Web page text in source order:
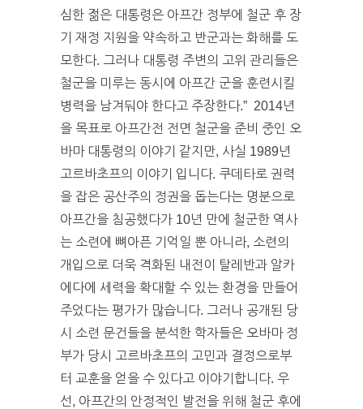
심한 젊은 대통령은 아프간 정부에 철군 후 장
기 재정 지원을 약속하고 반군과는 화해를 도
모한다. 그러나 대통령 주변의 고위 관리들은
철군을 미루는 동시에 아프간 군을 훈련시킬
병력을 남겨둬야 한다고 주장한다.” 2014년
을 목표로 아프간전 전면 철군을 준비 중인 오
바마 대통령의 이야기 같지만, 사실 1989년
고르바초프의 이야기 입니다. 쿠데타로 권력
을 잡은 공산주의 정권을 돕는다는 명분으로
아프간을 침공했다가 10년 만에 철군한 역사
는 소련에 뼈아픈 기억일 뿐 아니라, 소련의
개입으로 더욱 격화된 내전이 탈레반과 알카
에다에 세력을 확대할 수 있는 환경을 만들어
주었다는 평가가 많습니다. 그러나 공개된 당
시 소련 문건들을 분석한 학자들은 오바마 정
부가 당시 고르바초프의 고민과 결정으로부
터 교훈을 얻을 수 있다고 이야기합니다. 우
선, 아프간의 안정적인 발전을 위해 철군 후에